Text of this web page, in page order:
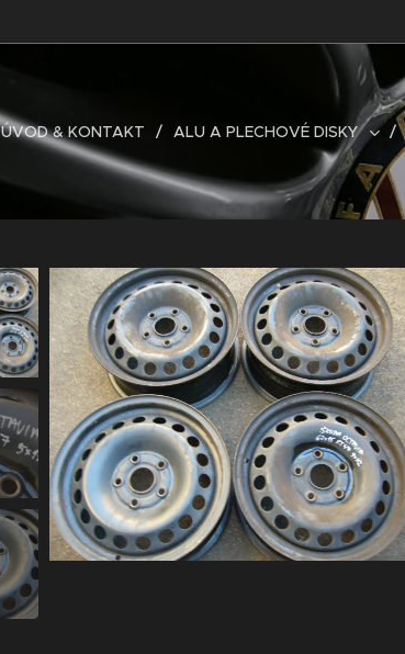
ÚVOD & KONTAKT ALU A PLECHOVÉ DISKY